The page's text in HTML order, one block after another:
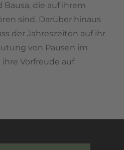
die auf ihrem
sind. Darüber hinaus
der Jahreszeiten auf ihr
von Pausen im
Vorfreude auf